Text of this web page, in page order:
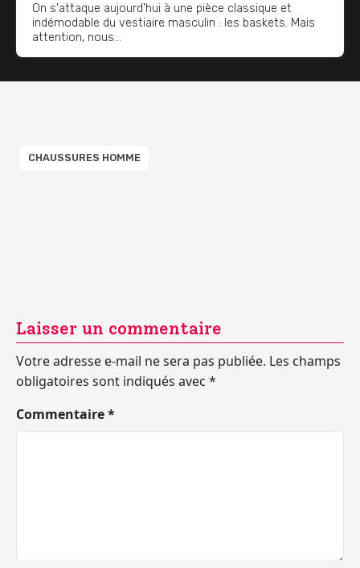
On s'attaque aujourd'hui à une pièce classique et
indémodable du vestiaire masculin : les baskets. Mais
attention, nous...
CHAUSSURES HOMME
Laisser un commentaire
Votre adresse e-mail ne sera pas publiée. Les champs
obligatoires sont indiqués avec *
Commentaire*